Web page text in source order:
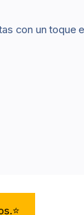
con un toque